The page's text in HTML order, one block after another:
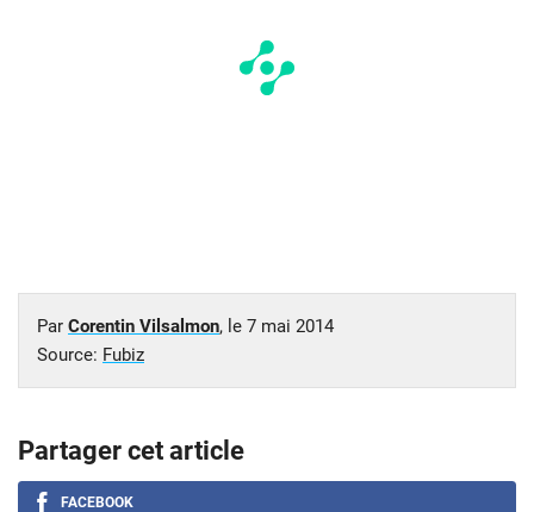
Par Corentin Vilsalmon, le 7 mai 2014
Source: Fubiz
Partager cet article
FACEBOOK